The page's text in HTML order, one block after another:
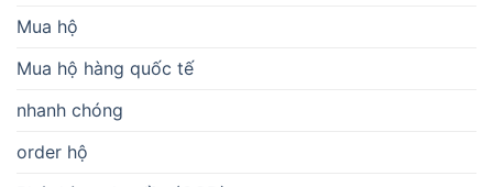
Tin tức Ấn Độ
Vận chuyển chà là khô từ Huế đi Ấn Độ nhanh chóng
Vận chuyển chuỗi hạt Rudraksha từ Ấn Độ về Việt Nam
Vận chuyển chuối sấy dẻo từ Huế đi Ấn Độ